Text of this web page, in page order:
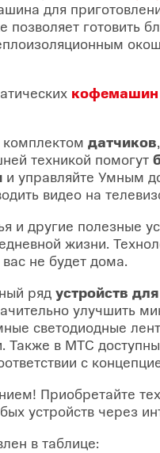
для
готовить
кофемашин
датчиков
техникой помогут
и управляйте Умным
видео на
и другие полезные
жизни.
не будет дома.
ряд устройств
улучшить
светодиодные
в МТС
с
Приобретайте
устройств через
в таблице: